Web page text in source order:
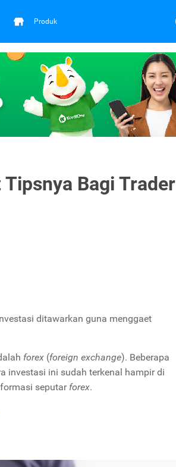
Produk
Bagi Trader
ditawarkan guna menggaet
forex (foreign exchange). Beberapa
investasi ini sudah terkenal hampir di
seputar forex.